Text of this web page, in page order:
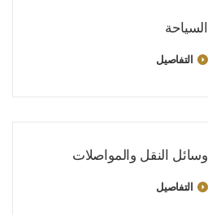
السياحة
التفاصيل
وسائل النقل والمواصلات
التفاصيل